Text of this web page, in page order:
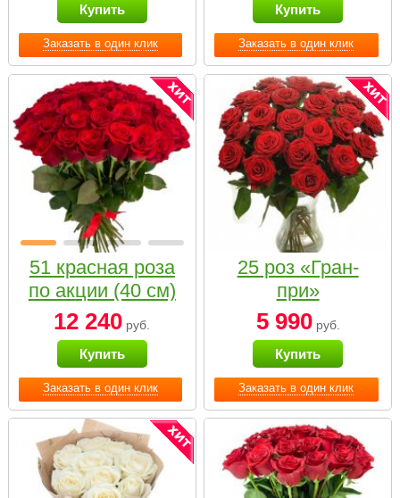
Заказать в один клик
Купить
Заказать в один клик
Купить
Заказать в один клик
51 красная роза
по акции (40 см)
12 240 руб.
Купить
Заказать в один клик
25 роз «Гран-
при»
5 990руб.
Купить